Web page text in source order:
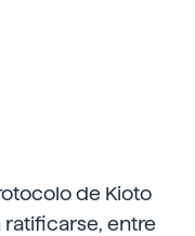
de Kioto
ratificarse, entre